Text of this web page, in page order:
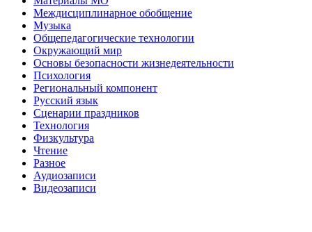
Междисциплинарное обобщение
Музыка
Общепедагогические технологии
Окружающий мир
Основы безопасности жизнедеятельности
Психология
Региональный компонент
Русский язык
Сценарии праздников
Технология
Физкультура
Чтение
Разное
Аудиозаписи
Видеозаписи